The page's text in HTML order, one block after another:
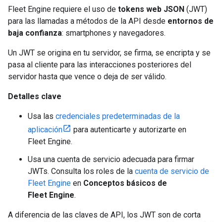
Fleet Engine requiere el uso de tokens web JSON (JWT)
para las llamadas a métodos de la API desde entornos de
baja confianza: smartphones y navegadores.
Un JWT se origina en tu servidor, se firma, se encripta y se
pasa al cliente para las interacciones posteriores del
servidor hasta que vence o deja de ser válido.
Detalles clave
Usa las credenciales predeterminadas de la
aplicación
para autenticarte y autorizarte en
Fleet Engine.
Usa una cuenta de servicio adecuada para firmar
JWTs. Consulta los roles de la cuenta de servicio de
Fleet Engine en Conceptos básicos de
Fleet Engine.
A diferencia de las claves de API, los JWT son de corta